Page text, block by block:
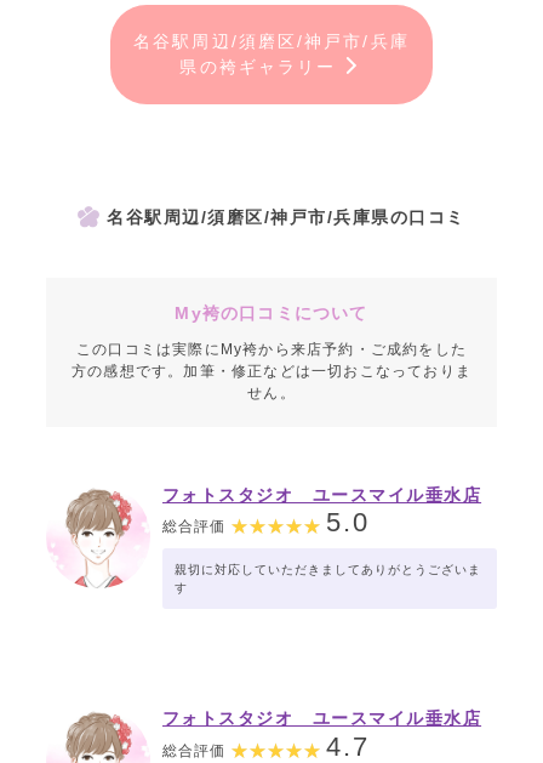
名谷駅周辺/須磨区/神戸市/兵庫
県の袴ギャラリー
名谷駅周辺/須磨区/神戸市/兵庫県の口コミ
My袴の口コミについて
この口コミは実際にMy袴から来店予約・ご成約をした
方の感想です。加筆・修正などは一切おこなっておりま
せん。
フォトスタジオ ユースマイル垂水店
総合評価 5.0
親切に対応していただきましてありがとうございま
す
フォトスタジオ ユースマイル垂水店
総合評価 4.7